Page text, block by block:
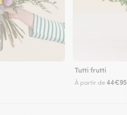
Tutti frutti
À partir de44€95